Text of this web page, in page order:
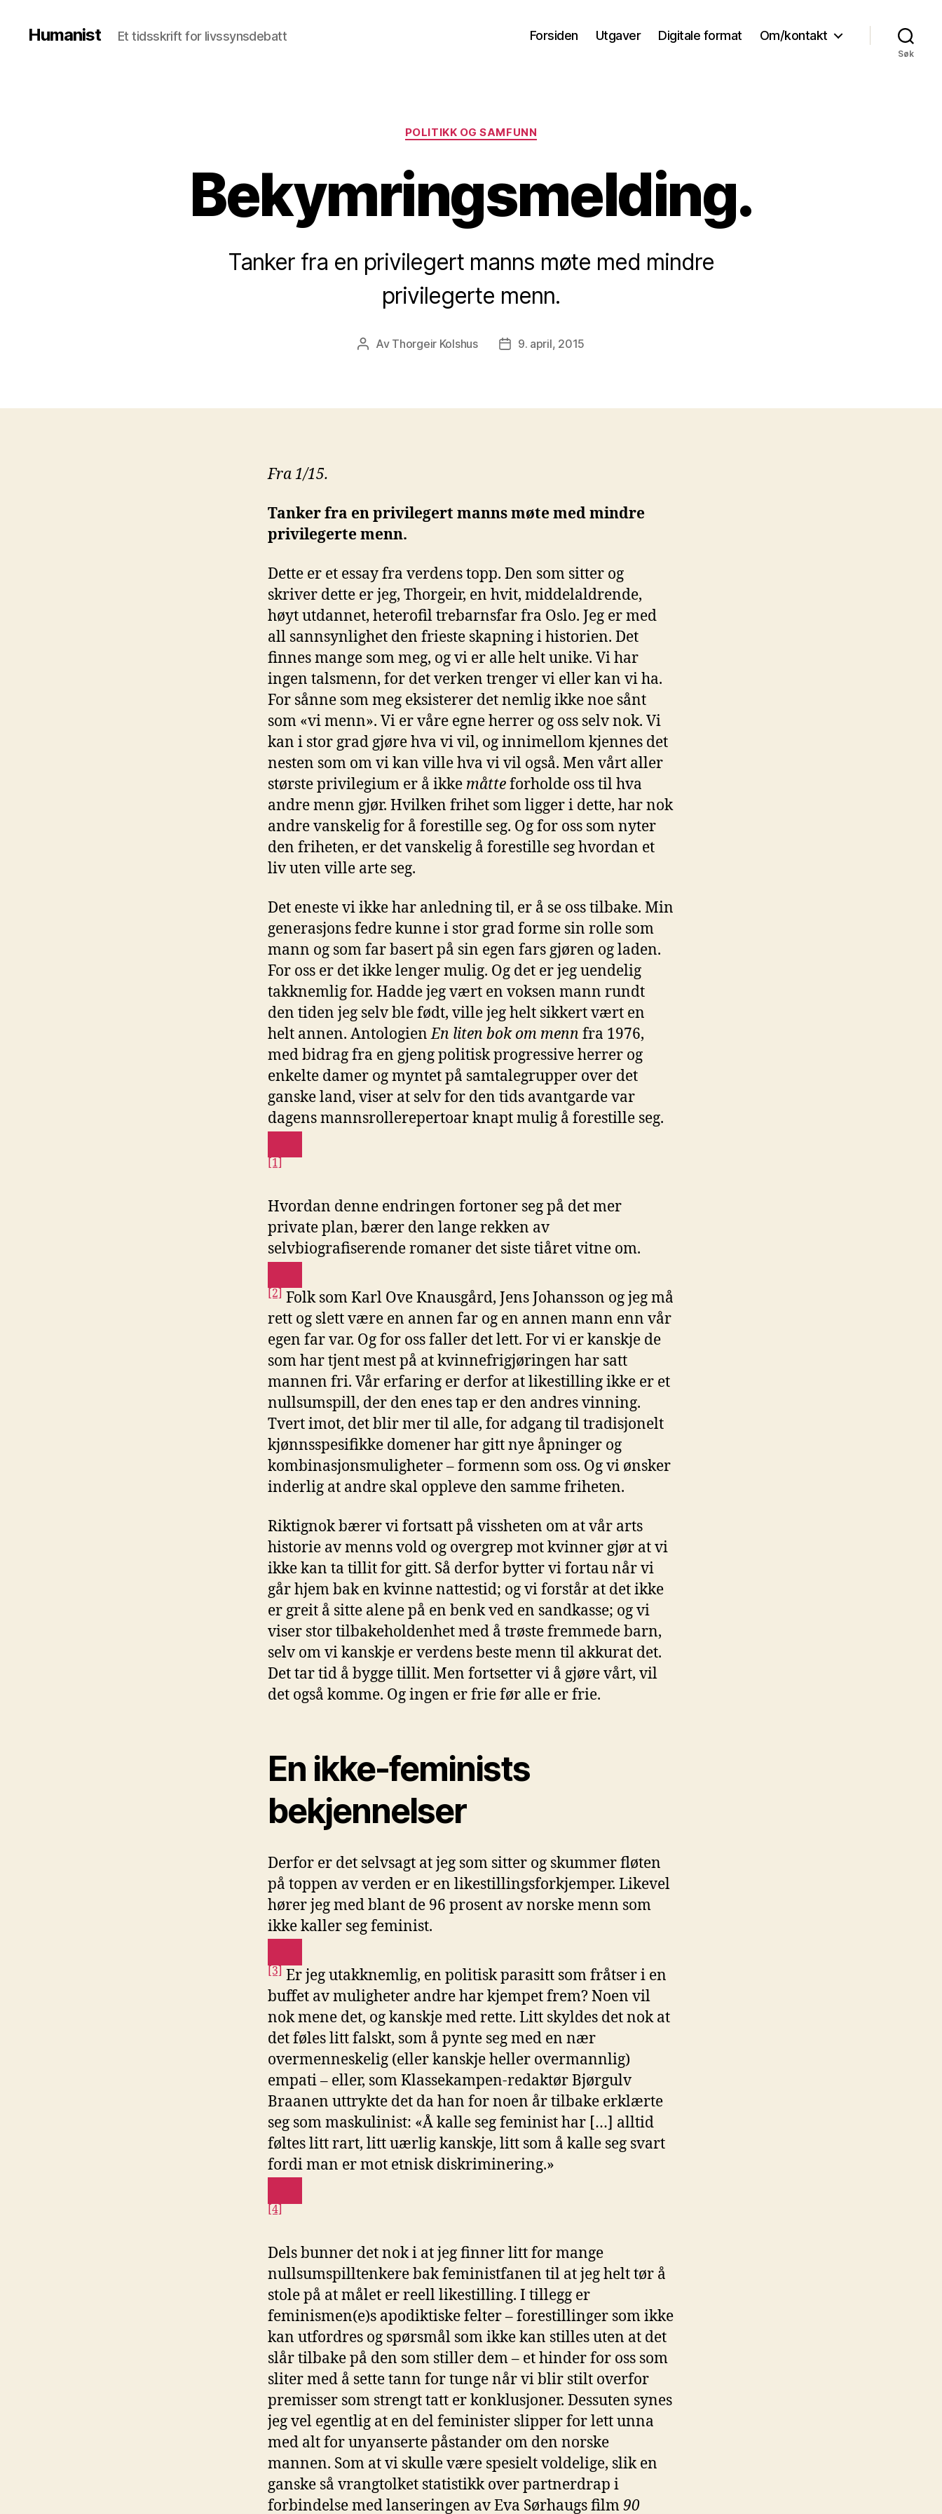
Humanist Et tidsskrift for livssynsdebatt Forsiden Utgaver Digitale format Om/kontakt
Søk
Kategorier
POLITIKK OG SAMFUNN
Bekymringsmelding.
Tanker fra en privilegert manns møte med mindre
privilegerte menn.
Innleggsforfatter
Av Thorgeir Kolshus Publiseringsdato
9. april, 2015
Fra 1/15.
Tanker fra en privilegert manns møte med mindre
privilegerte menn.
Dette er et essay fra verdens topp. Den som sitter og
skriver dette er jeg, Thorgeir, en hvit, middelaldrende,
høyt utdannet, heterofil trebarnsfar fra Oslo. Jeg er med
all sannsynlighet den frieste skapning i historien. Det
finnes mange som meg, og vi er alle helt unike. Vi har
ingen talsmenn, for det verken trenger vi eller kan vi ha.
For sånne som meg eksisterer det nemlig ikke noe sånt
som «vi menn». Vi er våre egne herrer og oss selv nok. Vi
kan i stor grad gjøre hva vi vil, og innimellom kjennes det
nesten som om vi kan ville hva vi vil også. Men vårt aller
største privilegium er å ikke måtteforholde oss til hva
andre menn gjør. Hvilken frihet som ligger i dette, har nok
andre vanskelig for å forestille seg. Og for oss som nyter
den friheten, er det vanskelig å forestille seg hvordan et
liv uten ville arte seg.
Det eneste vi ikke har anledning til, er å se oss tilbake. Min
generasjons fedre kunne i stor grad forme sin rolle som
mann og som far basert på sin egen fars gjøren og laden.
For oss er det ikke lenger mulig. Og det er jeg uendelig
takknemlig for. Hadde jeg vært en voksen mann rundt
den tiden jeg selv ble født, ville jeg helt sikkert vært en
helt annen. AntologienEn liten bok om menn fra 1976,
med bidrag fra en gjeng politisk progressive herrer og
enkelte damer og myntet på samtalegrupper over det
ganske land, viser at selv for den tids avantgarde var
dagens mannsrollerepertoar knapt mulig å forestille seg.
[1]
Hvordan denne endringen fortoner seg på det mer
private plan, bærer den lange rekken av
selvbiografiserende romaner det siste tiåret vitne om.
[2] Folk som Karl Ove Knausgård, Jens Johansson og jeg må
rett og slett være en annen far og en annen mann enn vår
egen far var. Og for oss faller det lett. For vi er kanskje de
som har tjent mest på at kvinnefrigjøringen har satt
mannen fri. Vår erfaring er derfor at likestilling ikke er et
nullsumspill, der den enes tap er den andres vinning.
Tvert imot, det blir mer til alle, for adgang til tradisjonelt
kjønnsspesifikke domener har gitt nye åpninger og
kombinasjonsmuligheter – formenn som oss. Og vi ønsker
inderlig at andre skal oppleve den samme friheten.
Riktignok bærer vi fortsatt på vissheten om at vår arts
historie av menns vold og overgrep mot kvinner gjør at vi
ikke kan ta tillit for gitt. Så derfor bytter vi fortau når vi
går hjem bak en kvinne nattestid; og vi forstår at det ikke
er greit å sitte alene på en benk ved en sandkasse; og vi
viser stor tilbakeholdenhet med å trøste fremmede barn,
selv om vi kanskje er verdens beste menn til akkurat det.
Det tar tid å bygge tillit. Men fortsetter vi å gjøre vårt, vil
det også komme. Og ingen er frie før alle er frie.
En ikke-feminists
bekjennelser
Derfor er det selvsagt at jeg som sitter og skummer fløten
på toppen av verden er en likestillingsforkjemper. Likevel
hører jeg med blant de 96 prosent av norske menn som
ikke kaller seg feminist.
[3] Er jeg utakknemlig, en politisk parasitt som fråtser i en
buffet av muligheter andre har kjempet frem? Noen vil
nok mene det, og kanskje med rette. Litt skyldes det nok at
det føles litt falskt, som å pynte seg med en nær
overmenneskelig (eller kanskje heller overmannlig)
empati – eller, som Klassekampen-redaktør Bjørgulv
Braanen uttrykte det da han for noen år tilbake erklærte
seg som maskulinist: «Å kalle seg feminist har […] alltid
føltes litt rart, litt uærlig kanskje, litt som å kalle seg svart
fordi man er mot etnisk diskriminering.»
[4]
Dels bunner det nok i at jeg finner litt for mange
nullsumspilltenkere bak feministfanen til at jeg helt tør å
stole på at målet er reell likestilling. I tillegg er
feminismen(e)s apodiktiske felter – forestillinger som ikke
kan utfordres og spørsmål som ikke kan stilles uten at det
slår tilbake på den som stiller dem – et hinder for oss som
sliter med å sette tann for tunge når vi blir stilt overfor
premisser som strengt tatt er konklusjoner. Dessuten synes
jeg vel egentlig at en del feminister slipper for lett unna
med alt for unyanserte påstander om den norske
mannen. Som at vi skulle være spesielt voldelige, slik en
ganske så vrangtolket statistikk over partnerdrap i
forbindelse med lanseringen av Eva Sørhaugs film90